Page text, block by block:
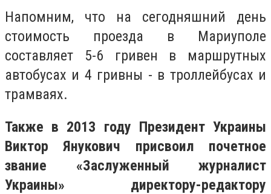
Напомним, что на сегодняшний день
стоимость проезда в Мариуполе
составляет 5-6 гривен в маршрутных
автобусах и 4 гривны - в троллейбусах и
трамваях.
Также в 2013 году Президент Украины
Виктор Янукович присвоил почетное
звание «Заслуженный журналист
Украины» директору-редактору